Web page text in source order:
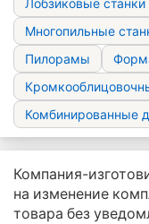
Лобзиковые станки
Многопильные
Пилорамы
Комбинированные
Компания-
на изменение
товара без